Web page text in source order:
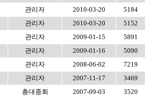
관리자 2010-03-20
5184
관리자 2010-03-20
5152
관리자 2009-01-15
5891
관리자 2009-01-16
5090
관리자 2008-06-02
7219
관리자 2007-11-17
3469
총대종회 2007-09-03 3520